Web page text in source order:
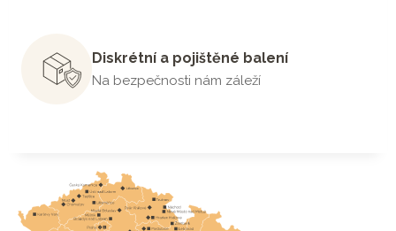
Diskrétní a pojištěné balení
Na bezpečnosti nám záleží